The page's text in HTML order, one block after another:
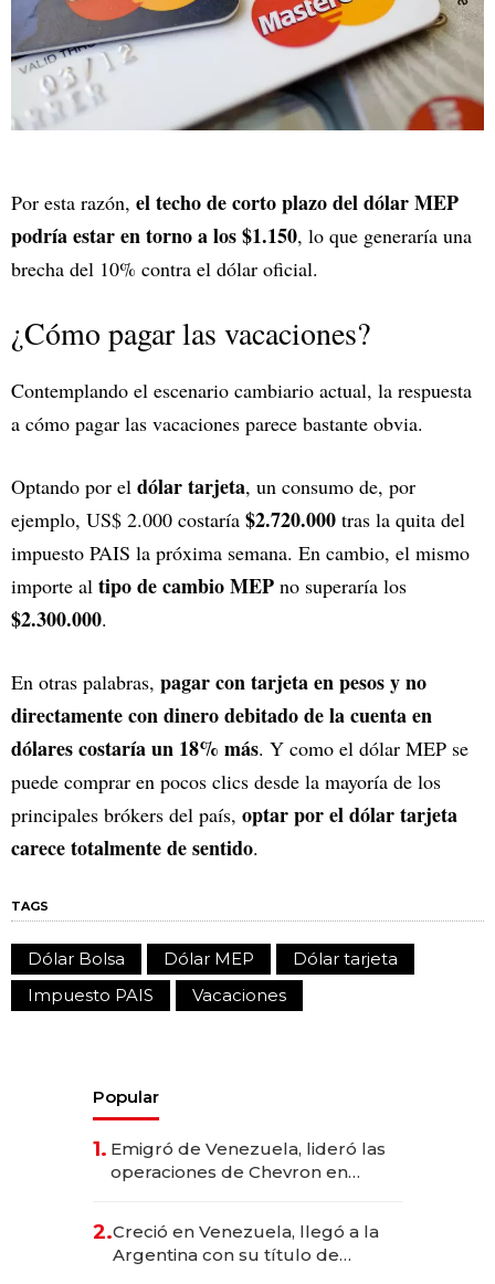
Por esta razón, el techo de corto plazo del dólar MEP
podría estar en torno a los $1.150, lo que generaría una
brecha del 10% contra el dólar oficial.
¿Cómo pagar las vacaciones?
Contemplando el escenario cambiario actual, la respuesta
a cómo pagar las vacaciones parece bastante obvia.
Optando por el dólar tarjeta, un consumo de, por
ejemplo, US$ 2.000 costaría $2.720.000 tras la quita del
impuesto PAIS la próxima semana. En cambio, el mismo
importe al tipo de cambio MEP no superaría los
$2.300.000.
En otras palabras, pagar con tarjeta en pesos y no
directamente con dinero debitado de la cuenta en
dólares costaría un 18% más. Y como el dólar MEP se
puede comprar en pocos clics desde la mayoría de los
principales brókers del país, optar por el dólar tarjeta
carece totalmente de sentido.
TAGS
Dólar Bolsa Dólar MEP
Dólar tarjeta
Impuesto PAIS
Vacaciones
Popular
1. Emigró de Venezuela, lideró las
operaciones de Chevron en
2.Creció en Venezuela, llegó a la
Argentina con su título de